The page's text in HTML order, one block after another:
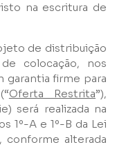
na escritura de
de distribuição
colocação, nos
garantia firme para
Oferta Restrita”),
será realizada na
1º-A e 1º-B da Lei
conforme alterada